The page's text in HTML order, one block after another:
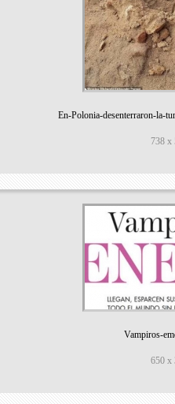
En-Polonia-desenterraron-la-
738 x
Vampiros-
650 x